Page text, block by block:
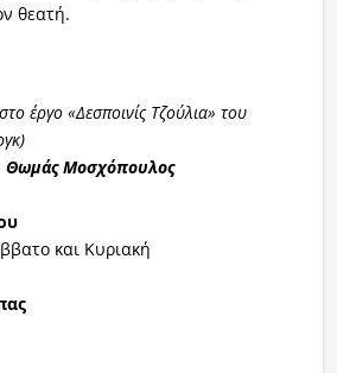
θεατή.
έργο «Δεσποινίς Τζούλια» του
)
Θωμάς Μοσχόπουλος
και Κυριακή